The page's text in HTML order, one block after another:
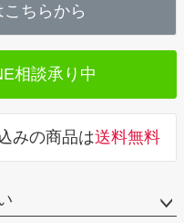
ト
プ
へ
ちらから
相談承り中
みの商品は送料無料